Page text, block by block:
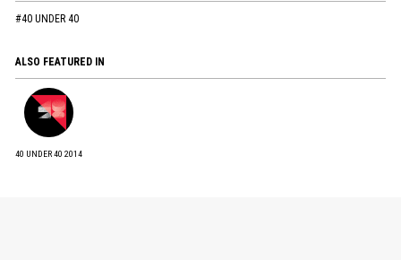
#40 UNDER 40
ALSO FEATURED IN
40 UNDER 40 2014